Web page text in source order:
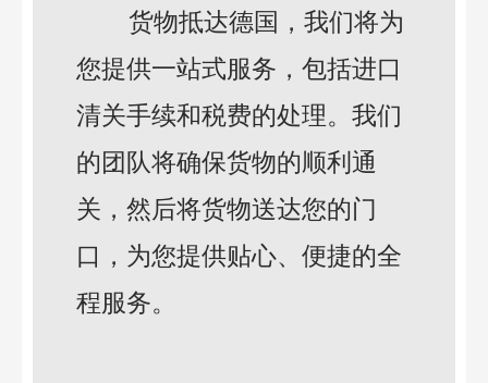
货物抵达德国，我们将为
您提供一站式服务，包括进口
清关手续和税费的处理。我们
的团队将确保货物的顺利通
关，然后将货物送达您的门
口，为您提供贴心、便捷的全
程服务。